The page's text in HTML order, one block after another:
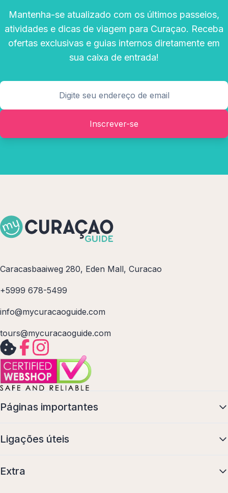
Mantenha-se atualizado com os últimos passeios,
atividades e dicas de viagem para Curaçao. Receba
ofertas exclusivas e guias internos diretamente em
sua caixa de entrada!
Inscrever-se
Caracasbaaiweg 280, Eden Mall, Curacao
+5999 678-5499
info@mycuracaoguide.com
tours@mycuracaoguide.com
Páginas importantes
Ligações úteis
Extra